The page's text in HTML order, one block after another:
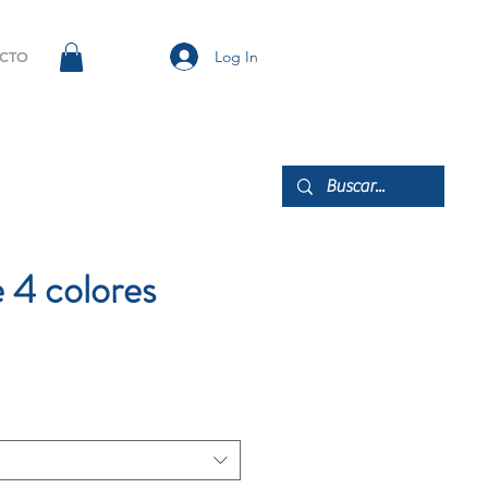
Log In
4 colores